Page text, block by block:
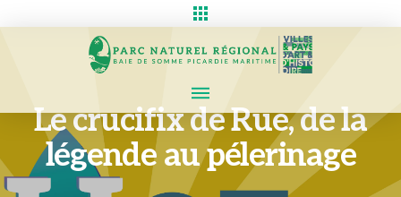
Le crucifix de Rue, de la
légende au pélerinage